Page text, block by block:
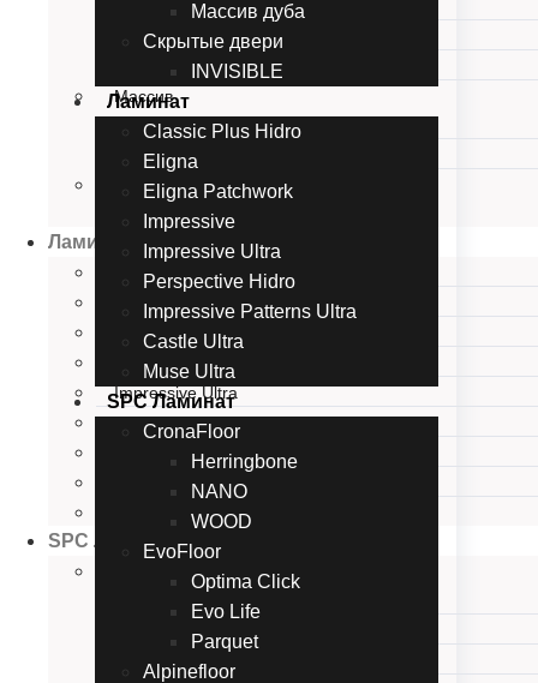
Массив дуба
Скрытые двери
INVISIBLE
Ламинат
Classic Plus Hidro
Eligna
Eligna Patchwork
Impressive
Impressive Ultra
Perspective Hidro
Impressive Patterns Ultra
Castle Ultra
Muse Ultra
SPC Ламинат
CronaFloor
Herringbone
NANO
WOOD
EvoFloor
Optima Click
Evo Life
Parquet
Alpinefloor
Багетная серия
Классика
Калевочная серия
Массив
Массив ольхи
Массив дуба
Скрытые двери
INVISIBLE
Ламинат
Classic Plus Hidro
Eligna
Eligna Patchwork
Impressive
Impressive Ultra
Perspective Hidro
Impressive Patterns Ultra
Castle Ultra
Muse Ultra
SPC Ламинат
CronaFloor
Herringbone
NANO
WOOD